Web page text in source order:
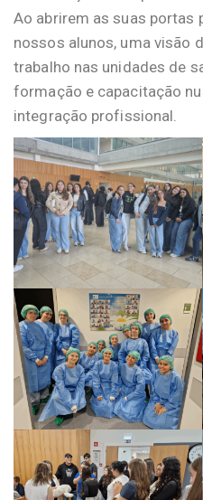
Ao abrirem as suas portas
nossos alunos, uma visão
trabalho nas unidades de
formação e capacitação
integração profissional.